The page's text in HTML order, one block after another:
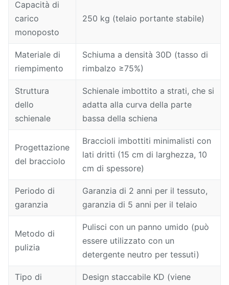
Capacità di
carico
monoposto
250 kg (telaio portante stabile)
Materiale di
riempimento
Schiuma a densità 30D (tasso di
rimbalzo ≥75%)
Struttura
dello
schienale
Schienale imbottito a strati, che si
adatta alla curva della parte
bassa della schiena
Progettazione
del bracciolo
Braccioli imbottiti minimalisti con
lati dritti (15 cm di larghezza, 10
cm di spessore)
Periodo di
garanzia
Garanzia di 2 anni per il tessuto,
garanzia di 5 anni per il telaio
Metodo di
pulizia
Pulisci con un panno umido (può
essere utilizzato con un
detergente neutro per tessuti)
Tipo di
Design staccabile KD (viene